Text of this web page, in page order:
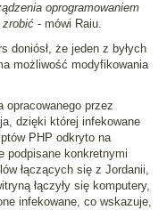
oprogramowaniem
zrobić - mówi Raiu.
doniósł, że jeden z byłych
możliwość modyfikowania
opracowanego przez
dzięki której infekowane
PHP odkryto na
podpisane konkretnymi
łączących się z Jordanii,
łączyły się komputery,
infekowane, co wskazuje,